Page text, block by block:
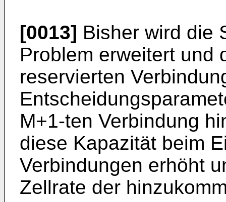
[0013] Bisher wird die
Problem erweitert und
reservierten
M+1-ten Verbindung
diese Kapazität beim
Verbindungen erhöht
Zellrate der